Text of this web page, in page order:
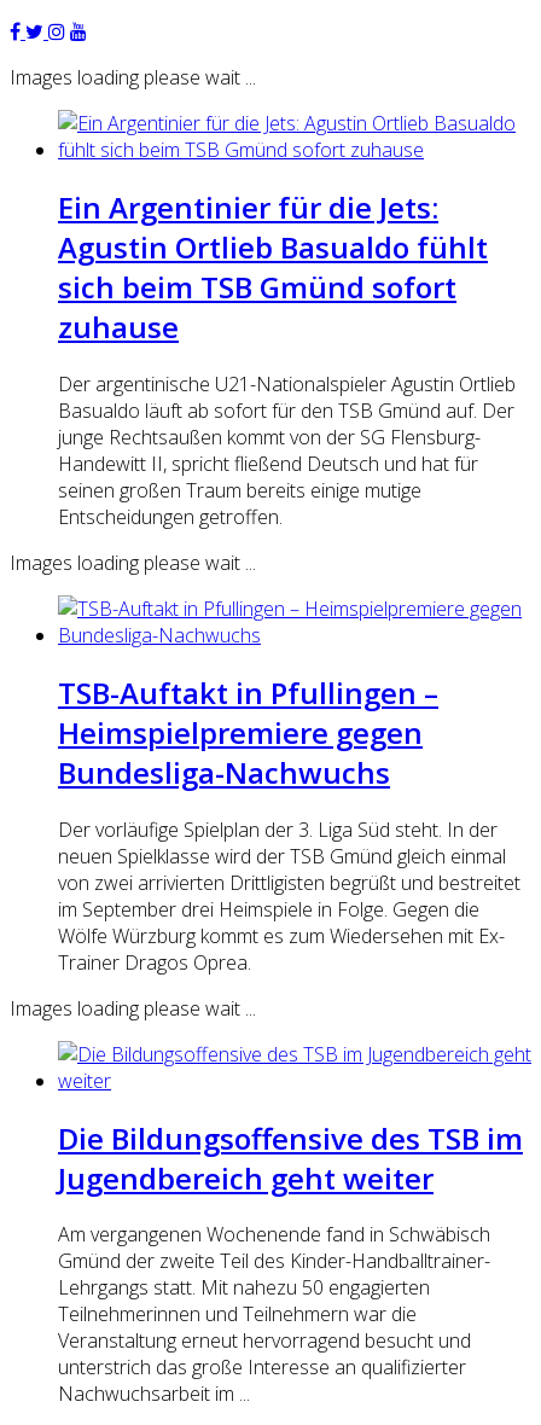
Images loading please wait ...
Ein Argentinier für die Jets:
Agustin Ortlieb Basualdo fühlt
sich beim TSB Gmünd sofort
zuhause
Der argentinische U21-Nationalspieler Agustin Ortlieb
Basualdo läuft ab sofort für den TSB Gmünd auf. Der
junge Rechtsaußen kommt von der SG Flensburg-
Handewitt II, spricht fließend Deutsch und hat für
seinen großen Traum bereits einige mutige
Entscheidungen getroffen.
Images loading please wait ...
TSB-Auftakt in Pfullingen –
Heimspielpremiere gegen
Bundesliga-Nachwuchs
Der vorläufige Spielplan der 3. Liga Süd steht. In der
neuen Spielklasse wird der TSB Gmünd gleich einmal
von zwei arrivierten Drittligisten begrüßt und bestreitet
im September drei Heimspiele in Folge. Gegen die
Wölfe Würzburg kommt es zum Wiedersehen mit Ex-
Trainer Dragos Oprea.
Images loading please wait ...
Die Bildungsoffensive des TSB im
Jugendbereich geht weiter
Am vergangenen Wochenende fand in Schwäbisch
Gmünd der zweite Teil des Kinder-Handballtrainer-
Lehrgangs statt. Mit nahezu 50 engagierten
Teilnehmerinnen und Teilnehmern war die
Veranstaltung erneut hervorragend besucht und
unterstrich das große Interesse an qualifizierter
Nachwuchsarbeit im ...